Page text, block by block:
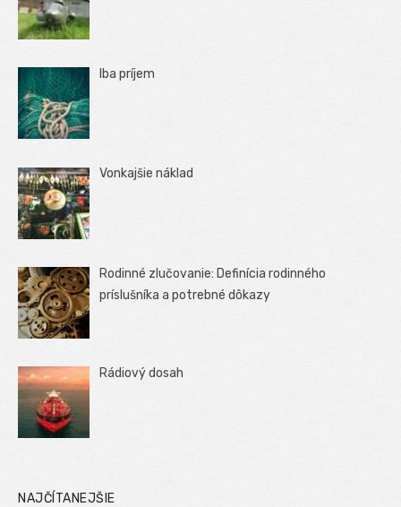
Iba príjem
Vonkajšie náklad
Rodinné zlučovanie: Definícia rodinného
príslušníka a potrebné dôkazy
Rádiový dosah
NAJČÍTANEJŠIE